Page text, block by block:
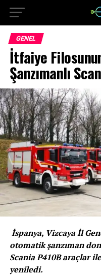
GENEL
İtfaiye
Şanzımanlı
İspanya, Vizcaya İl
otomatik şanzıman
Scania P410B araçlar
yeniledi.